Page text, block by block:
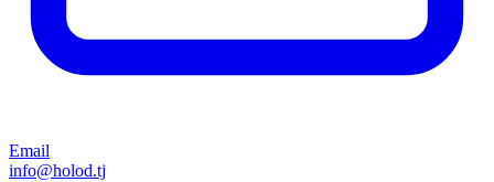
Email
info@holod.tj